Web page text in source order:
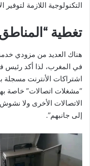
التكنولوجية اللازمة لتوفير
تغطية
هناك العديد من مزودي
في المغرب، لذا أكد رئيس
اشتراكات الأنترنت مسجلة
“مشغلات اتصالات” خاصة
الاتصالات الأخرى ولا
إلى جانبهم”.